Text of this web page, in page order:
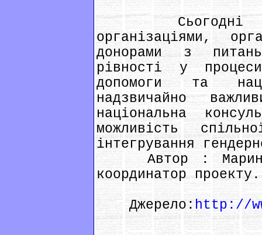
Сьогодні
організаціями,
донорами з
рівності у
допомоги та
надзвичайно
національна
можливість
інтегрування
Автор : Марина
координатор проекту.
Джерело:http://